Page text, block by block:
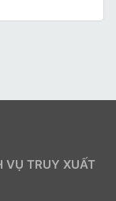
VỤ TRUY XUẤT